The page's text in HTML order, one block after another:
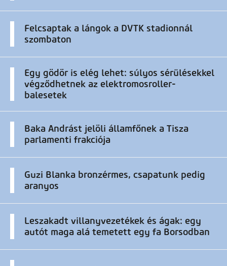
Felcsaptak a lángok a DVTK stadionnál
szombaton
Egy gödör is elég lehet: súlyos sérülésekkel
végződhetnek az elektromosroller-
balesetek
Baka Andrást jelöli államfőnek a Tisza
parlamenti frakciója
Guzi Blanka bronzérmes, csapatunk pedig
aranyos
Leszakadt villanyvezetékek és ágak: egy
autót maga alá temetett egy fa Borsodban